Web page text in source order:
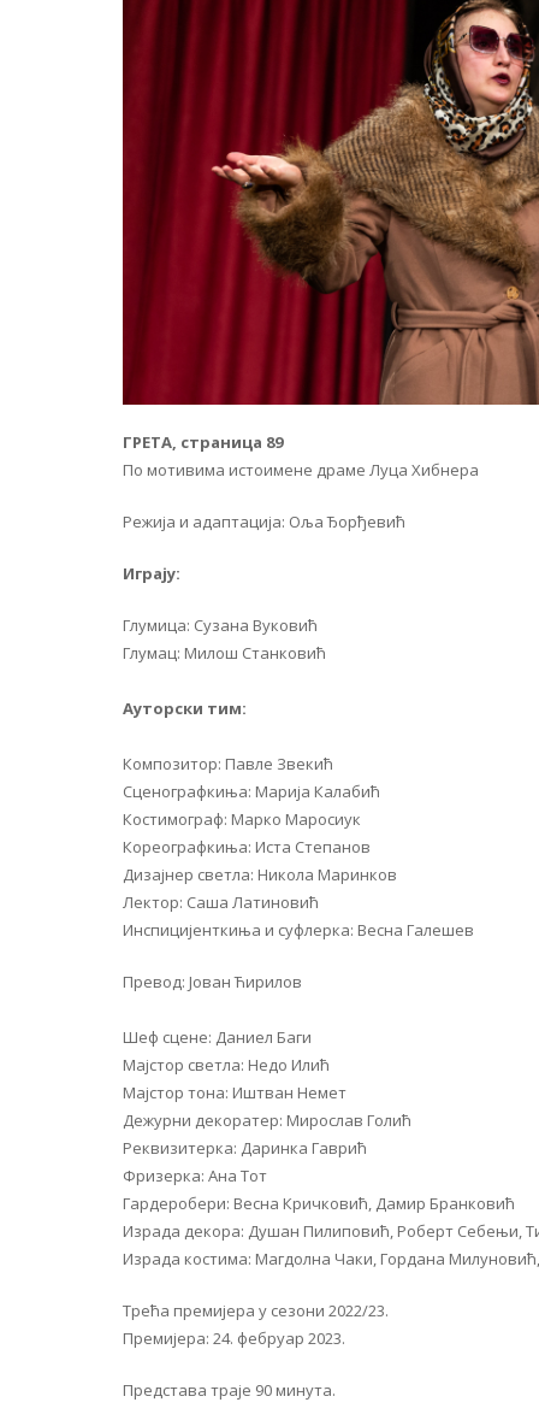
ГРЕТА, страница 89
По мотивима истоимене драме Луца Хибнера
Режија и адаптација: Оља Ђорђевић
Играју:
Глумица: Сузана Вуковић
Глумац: Милош Станковић
Ауторски тим:
Композитор: Павле Звекић
Сценографкиња: Марија Калабић
Костимограф: Марко Маросиук
Кореографкиња: Иста Степанов
Дизајнер светла: Никола Маринков
Лектор: Саша Латиновић
Инспицијенткиња и суфлерка: Весна Галешев
Превод: Јован Ћирилов
Шеф сцене: Даниел Баги
Мајстор светла: Недо Илић
Мајстор тона: Иштван Немет
Дежурни декоратер: Мирослав Голић
Реквизитерка: Даринка Гаврић
Фризерка: Ана Тот
Гардеробери: Весна Кричковић, Дамир Бранковић
Израда декора: Душан Пилиповић, Роберт Себењи,
Израда костима: Магдолна Чаки, Гордана
Трећа премијера у сезони 2022/23.
Премијера: 24. фебруар 2023.
Представа траје 90 минута.